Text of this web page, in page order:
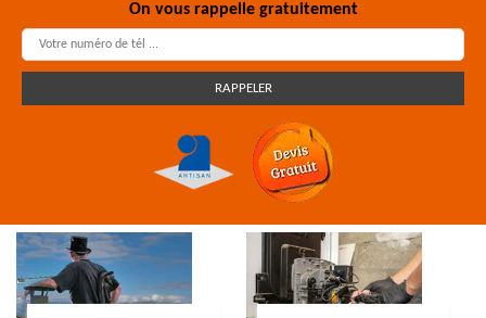
On vous rappelle gratuitement